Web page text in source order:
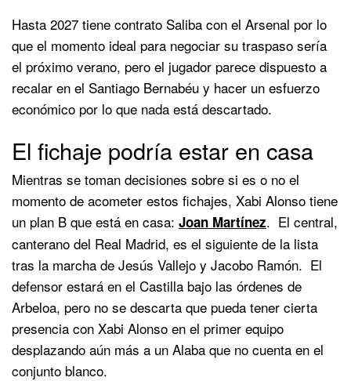
Hasta 2027 tiene contrato Saliba con el Arsenal por lo
que el momento ideal para negociar su traspaso sería
el próximo verano, pero el jugador parece dispuesto a
recalar en el Santiago Bernabéu y hacer un esfuerzo
económico por lo que nada está descartado.
El fichaje podría estar en casa
Mientras se toman decisiones sobre si es o no el
momento de acometer estos fichajes, Xabi Alonso tiene
un plan B que está en casa: Joan Martínez. El central,
canterano del Real Madrid, es el siguiente de la lista
tras la marcha de Jesús Vallejo y Jacobo Ramón. El
defensor estará en el Castilla bajo las órdenes de
Arbeloa, pero no se descarta que pueda tener cierta
presencia con Xabi Alonso en el primer equipo
desplazando aún más a un Alaba que no cuenta en el
conjunto blanco.